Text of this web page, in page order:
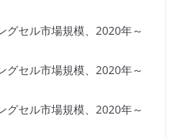
セル市場規模、2020年～
セル市場規模、2020年～
セル市場規模、2020年～